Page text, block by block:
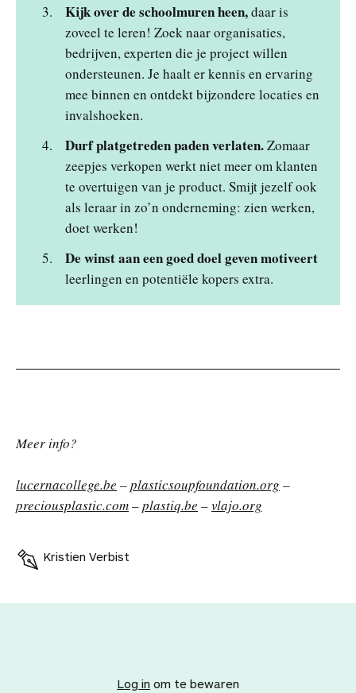
Kijk over de schoolmuren heen,daar is
zoveel te leren! Zoek naar organisaties,
bedrijven, experten die je project willen
ondersteunen. Je haalt er kennis en ervaring
mee binnen en ontdekt bijzondere locaties en
invalshoeken.
Durf platgetreden paden verlaten.Zomaar
zeepjes verkopen werkt niet meer om klanten
te overtuigen van je product. Smijt jezelf ook
als leraar in zo’n onderneming: zien werken,
doet werken!
De winst aan een goed doel geven motiveert
leerlingen en potentiële kopers extra.
Meer info?
lucernacollege.be –plasticsoupfoundation.org –
preciousplastic.com–plastiq.be –vlajo.org
Kristien Verbist
g
Log in om te bewaren